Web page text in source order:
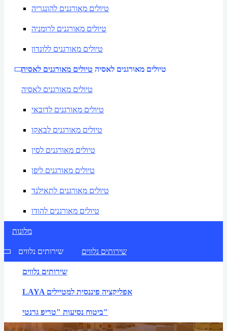
טיולים מאורגנים להונגריה
טיולים מאורגנים לרומניה
טיולים מאורגנים ללונדון
טיולים מאורגנים לאסיה טיולים מאורגנים לאסיה
טיולים מאורגנים לאסיה
טיולים מאורגנים לדובאי
טיולים מאורגנים לבאקו
טיולים מאורגנים לסין
טיולים מאורגנים ליפן
טיולים מאורגנים לתאילנד
טיולים מאורגנים להודו
מלונות
שירותים נלווים שירותים נלווים
שירותים נלווים
LAYA אפליקציה פיננסית למטיילים
ביטוח נסיעות "טריפ גרנטי"